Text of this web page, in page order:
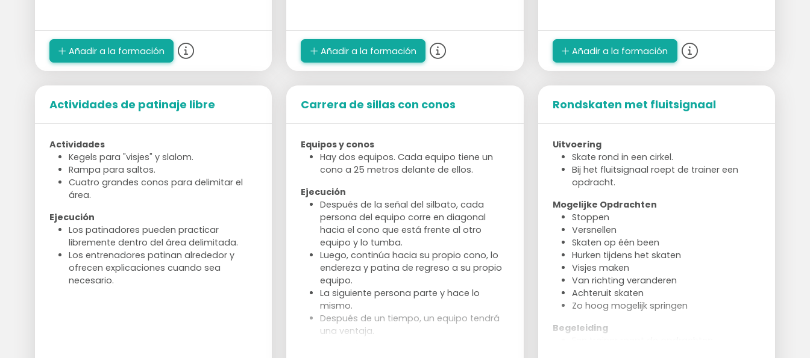
Añadir a la formación Añadir a la formación Añadir a la formación
Actividades de patinaje libre
Actividades
Kegels para "visjes" y slalom.
Rampa para saltos.
Cuatro grandes conos para delimitar el
área.
Ejecución
Los patinadores pueden practicar
libremente dentro del área delimitada.
Los entrenadores patinan alrededor y
ofrecen explicaciones cuando sea
necesario.
Carrera de sillas con conos
Equipos y conos
Hay dos equipos. Cada equipo tiene un
cono a 25 metros delante de ellos.
Ejecución
Después de la señal del silbato, cada
persona del equipo corre en diagonal
hacia el cono que está frente al otro
equipo y lo tumba.
Luego, continúa hacia su propio cono, lo
endereza y patina de regreso a su propio
equipo.
La siguiente persona parte y hace lo
mismo.
Después de un tiempo, un equipo tendrá
una ventaja.
Rondskaten met fluitsignaal
Uitvoering
Skate rond in een cirkel.
Bij het fluitsignaal roept de trainer een
opdracht.
Mogelijke Opdrachten
Stoppen
Versnellen
Skaten op één been
Hurken tijdens het skaten
Visjes maken
Van richting veranderen
Achteruit skaten
Zo hoog mogelijk springen
Begeleiding